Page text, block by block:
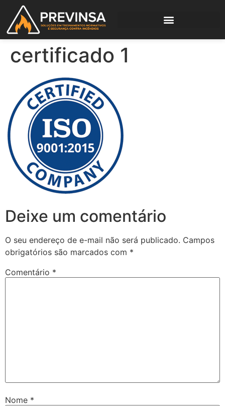
certificado 1
Deixe um comentário
O seu endereço de e-mail não será publicado. Campos
obrigatórios são marcados com *
Comentário *
Nome *